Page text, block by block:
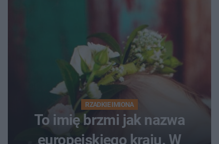
RZADKIE IMIONA
To imię brzmi jak nazwa
europejskiego kraju. W